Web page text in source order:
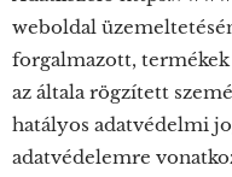
weboldal
forgalmazott, termékek
az általa rögzített
hatályos adatvédelmi
adatvédelemre